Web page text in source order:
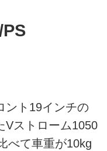
ント19インチの
Vストローム1050
べて車重が10kg